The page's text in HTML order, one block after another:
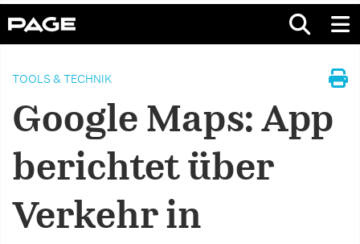
TOOLS & TECHNIK
Google Maps: App
berichtet über
Verkehr in